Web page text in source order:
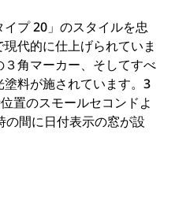
プ 20」のスタイルを忠
代的に仕上げられていま
角マーカー、そしてすべ
料が施されています。3
置のスモールセコンドよ
の間に日付表示の窓が設